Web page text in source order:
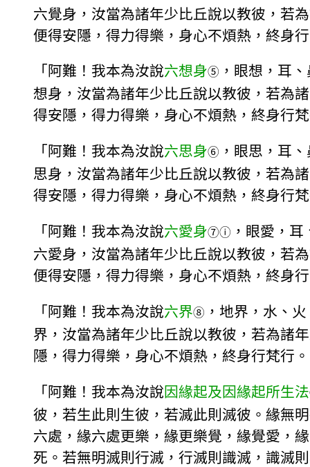
六覺身，汝當為諸年少比丘說以教彼，若
便得安隱，得力得樂，身心不煩熱，終身
「阿難！我本為汝說六想身⑤ ，眼想，耳
想身，汝當為諸年少比丘說以教彼，若為
得安隱，得力得樂，身心不煩熱，終身行
「阿難！我本為汝說六思身⑥ ，眼思，耳
思身，汝當為諸年少比丘說以教彼，若為
得安隱，得力得樂，身心不煩熱，終身行
「阿難！我本為汝說六愛身⑦ⓘ ，眼愛，
六愛身，汝當為諸年少比丘說以教彼，若
便得安隱，得力得樂，身心不煩熱，終身
「阿難！我本為汝說六界⑧ ，地界，水、
界，汝當為諸年少比丘說以教彼，若為諸
隱，得力得樂，身心不煩熱，終身行梵行。
「阿難！我本為汝說因緣起及因緣起所生法
彼，若生此則生彼，若滅此則滅彼。緣無
六處，緣六處更樂，緣更樂覺，緣覺愛，
死。若無明滅則行滅，行滅則識滅，識滅